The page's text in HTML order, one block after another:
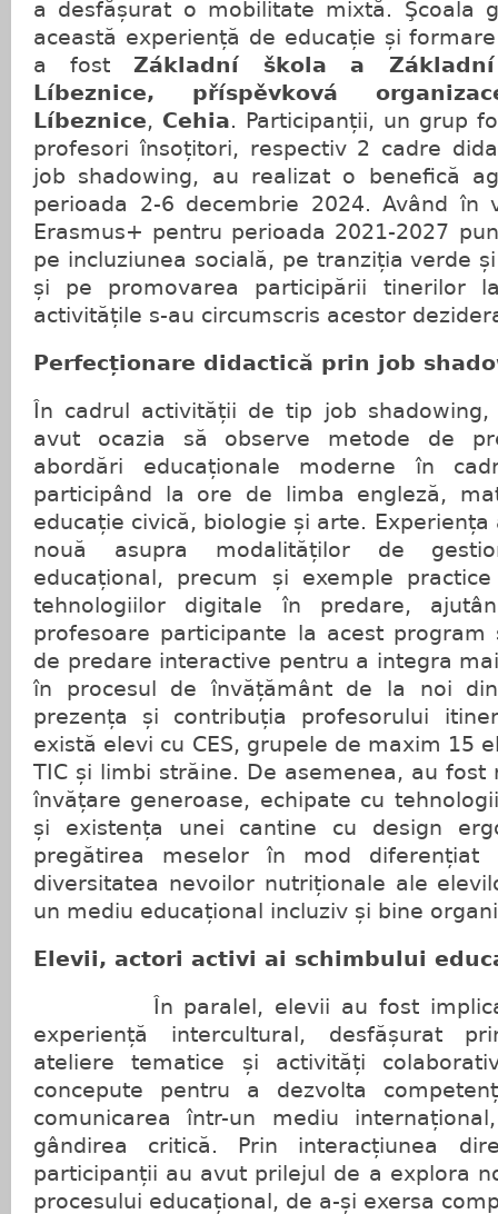
a desfășurat o mobilitate mixtă. Şcoala
această experiență de educație și
a fost Základní škola a
Líbeznice, příspěvková
Líbeznice, Cehia. Participanții, un grup
profesori însoțitori, respectiv 2 cadre
job shadowing, au realizat o benefică
perioada 2-6 decembrie 2024. Având în
Erasmus+ pentru perioada 2021-2027
pe incluziunea socială, pe tranziția verde
și pe promovarea participării tinerilor
activitățile s-au circumscris acestor
Perfecționare didactică prin job
În cadrul activității de tip job
avut ocazia să observe metode de
abordări educaționale moderne în
participând la ore de limba engleză,
educație civică, biologie și arte.
nouă asupra modalităților de
educațional, precum și exemple
tehnologiilor digitale în predare,
profesoare participante la acest program
de predare interactive pentru a integra
în procesul de învățământ de la noi
prezența și contribuția profesorului
există elevi cu CES, grupele de maxim 15
TIC și limbi străine. De asemenea, au fost
învățare generoase, echipate cu
și existența unei cantine cu design
pregătirea meselor în mod diferențiat
diversitatea nevoilor nutriționale ale
un mediu educațional incluziv și bine
Elevii, actori activi ai schimbului
În paralel, elevii au fost implicați
experiență intercultural, desfășurat
ateliere tematice și activități
concepute pentru a dezvolta
comunicarea într-un mediu
gândirea critică. Prin interacțiunea
participanții au avut prilejul de a explora
procesului educațional, de a-și exersa